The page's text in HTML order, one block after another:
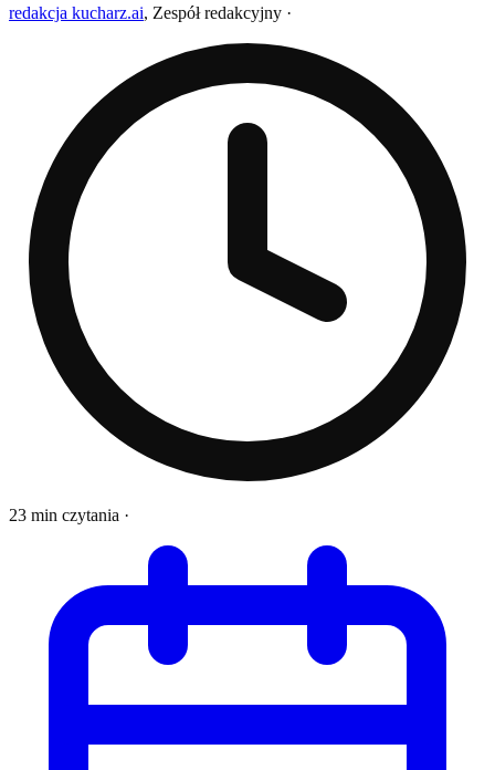
redakcja kucharz.ai, Zespół redakcyjny ·
23 min czytania ·